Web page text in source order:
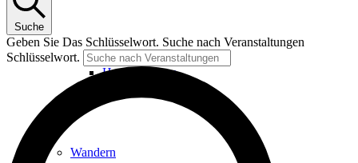
Hardtbergturm
Wandern
Suche
Geben Sie Das Schlüsselwort. Suche nach Veranstaltungen
Schlüsselwort.